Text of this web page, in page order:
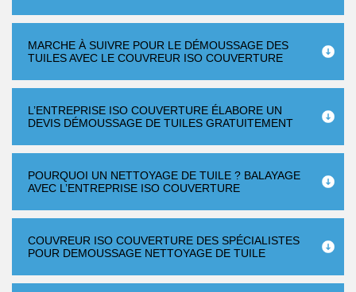
MARCHE À SUIVRE POUR LE DÉMOUSSAGE DES
TUILES AVEC LE COUVREUR ISO COUVERTURE
L’ENTREPRISE ISO COUVERTURE ÉLABORE UN
DEVIS DÉMOUSSAGE DE TUILES GRATUITEMENT
POURQUOI UN NETTOYAGE DE TUILE ? BALAYAGE
AVEC L’ENTREPRISE ISO COUVERTURE
COUVREUR ISO COUVERTURE DES SPÉCIALISTES
POUR DEMOUSSAGE NETTOYAGE DE TUILE